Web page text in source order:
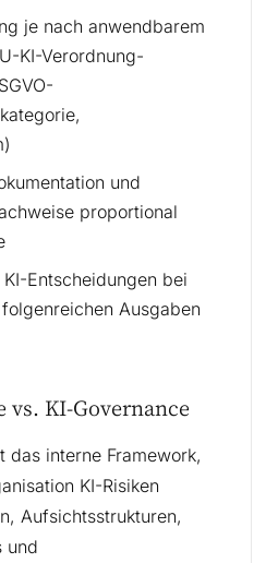
je nach anwendbarem
KI-Verordnung-
und
proportional
Entscheidungen bei
Ausgaben
vs. KI-Governance
das interne Framework,
KI-Risiken
Aufsichtsstrukturen,
und